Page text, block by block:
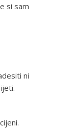
si sam
ni